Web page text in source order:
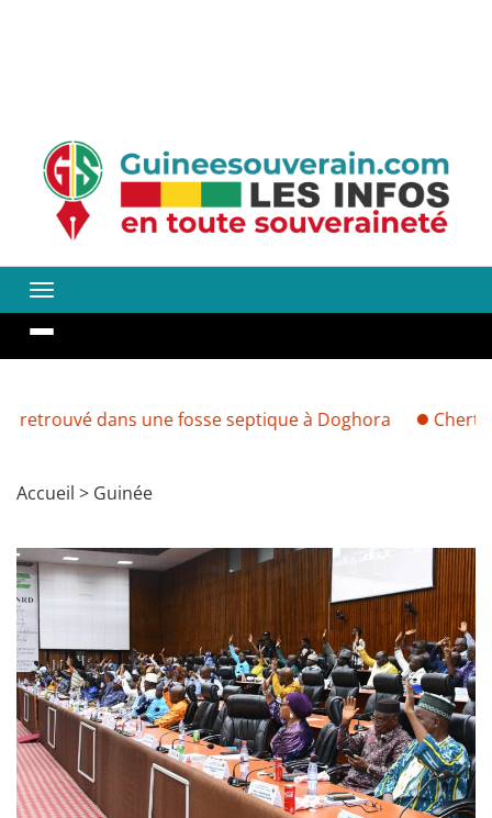
dans une fosse septique à Doghora Cherté des
Accueil > Guinée